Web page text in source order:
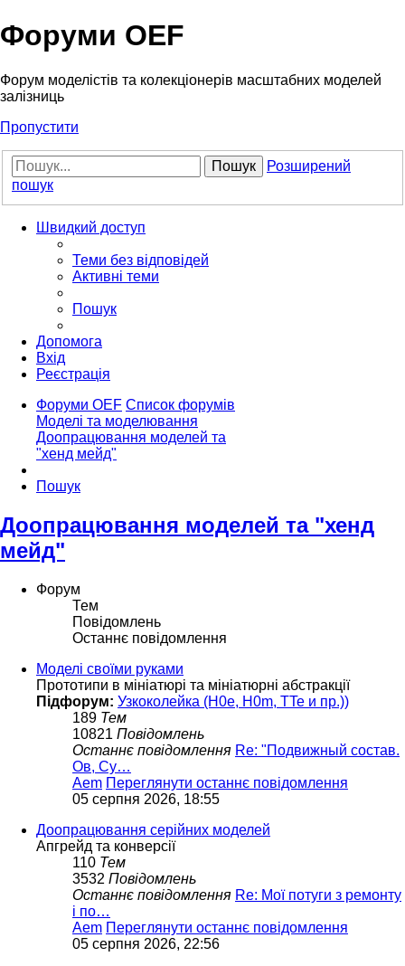
Форуми OEF
Форум моделістів та колекціонерів масштабних моделей
залізниць
Пропустити
Пошук
Розширений
пошук
Швидкий доступ
Теми без відповідей
Активні теми
Пошук
Допомога
Вхід
Реєстрація
Форуми OEF Список форумів
Моделі та моделювання
Доопрацювання моделей та
"хенд мейд"
Пошук
Доопрацювання моделей та "хенд
мейд"
Форум
Тем
Повідомлень
Останнє повідомлення
Моделі своїми руками
Прототипи в мініатюрі та мініатюрні абстракції
Підфорум: Узкоколейка (H0e, H0m, TTe и пр.))
189 Тем
10821 Повідомлень
Останнє повідомлення Re: "Подвижный состав.
Ов, Су…
Aem Переглянути останнє повідомлення
05 серпня 2026, 18:55
Доопрацювання серійних моделей
Апгрейд та конверсії
110 Тем
3532 Повідомлень
Останнє повідомлення Re: Мої потуги з ремонту
і по…
Aem Переглянути останнє повідомлення
05 серпня 2026, 22:56